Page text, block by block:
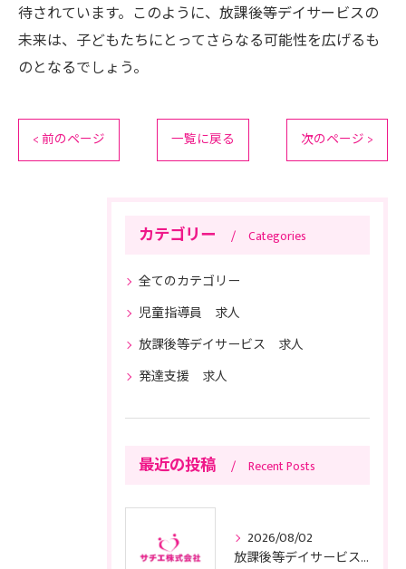
待されています。このように、放課後等デイサービスの
未来は、子どもたちにとってさらなる可能性を広げるも
のとなるでしょう。
< 前のページ 一覧に戻る 次のページ >
カテゴリー Categories
全てのカテゴリー
児童指導員 求人
放課後等デイサービス 求人
発達支援 求人
最近の投稿 Recent Posts
2026/08/02
放課後等デイサービスの基本方針と東京都で運営適合するためのポイント